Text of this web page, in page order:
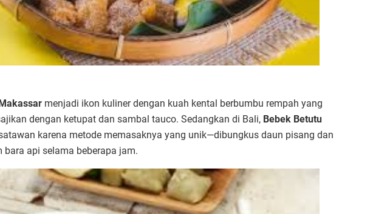
menjadi ikon kuliner dengan kuah kental berbumbu rempah yang
dengan ketupat dan sambal tauco. Sedangkan di Bali, Bebek Betutu
karena metode memasaknya yang unik—dibungkus daun pisang dan
api selama beberapa jam.